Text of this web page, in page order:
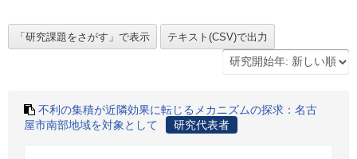
不利の集積が近隣効果に転じるメカニズムの探求：名古
屋市南部地域を対象として
研究代表者